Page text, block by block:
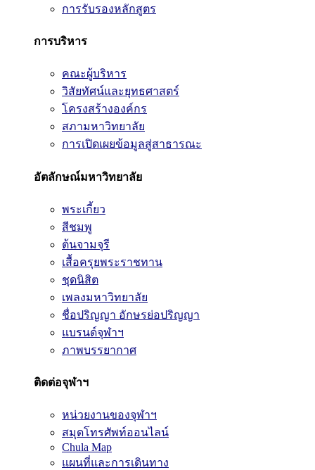
การรับรองหลักสูตร
การบริหาร
คณะผู้บริหาร
วิสัยทัศน์และยุทธศาสตร์
โครงสร้างองค์กร
สภามหาวิทยาลัย
การเปิดเผยข้อมูลสู่สาธารณะ
อัตลักษณ์มหาวิทยาลัย
พระเกี้ยว
สีชมพู
ต้นจามจุรี
เสื้อครุยพระราชทาน
ชุดนิสิต
เพลงมหาวิทยาลัย
ชื่อปริญญา อักษรย่อปริญญา
แบรนด์จุฬาฯ
ภาพบรรยากาศ
ติดต่อจุฬาฯ
หน่วยงานของจุฬาฯ
สมุดโทรศัพท์ออนไลน์
Chula Map
แผนที่และการเดินทาง